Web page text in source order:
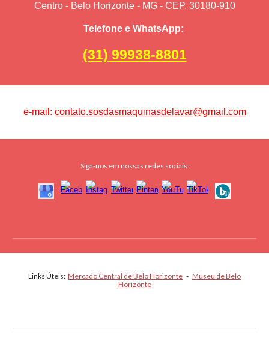
Centro - Belo Horizonte - MG - CEP. 30180-910
Telefone e WhatsApp:
(31) 99938-8801
e-mail: contato.sosdasmaquinasdelavar@gmail.com
Siga-nos em nossas redes sociais:
Links Úteis: Mercado Central de Belo Horizonte - Museu de Belo
Horizonte